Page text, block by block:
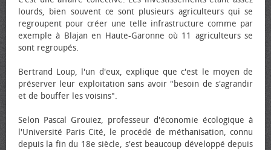
lourds, bien souvent ce sont plusieurs agriculteurs qui se
regroupent pour créer une telle infrastructure comme par
exemple à Blajan en Haute-Garonne où 11 agriculteurs se
sont regroupés.
Bertrand Loup, l'un d'eux, explique que c'est le moyen de
préserver leur exploitation sans avoir "besoin de s'agrandir
et de bouffer les voisins".
Selon Pascal Grouiez, professeur d'économie écologique à
l'Université Paris Cité, le procédé de méthanisation, connu
depuis la fin du 18e siècle, s'est beaucoup développé depuis